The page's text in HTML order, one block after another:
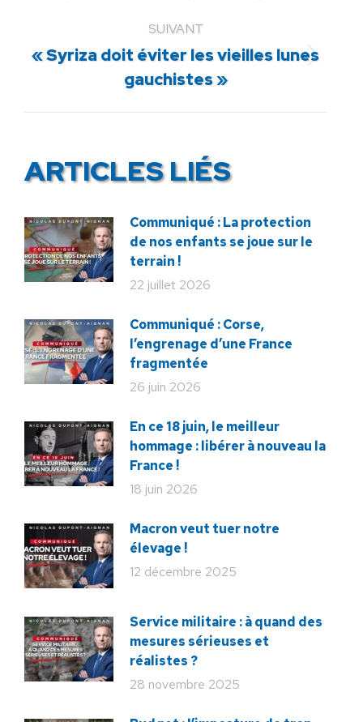
SUIVANT
Article
suivant
« Syriza doit éviter les vieilles lunes
gauchistes »
ARTICLES LIÉS
Communiqué : La protection
de nos enfants se joue sur le
terrain !
22 juillet 2026
Communiqué : Corse,
l’engrenage d’une France
fragmentée
26 juin 2026
En ce 18 juin, le meilleur
hommage : libérer à nouveau la
France !
18 juin 2026
Macron veut tuer notre
élevage !
12 décembre 2025
Service militaire : à quand des
mesures sérieuses et
réalistes ?
28 novembre 2025